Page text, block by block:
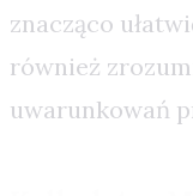
znacząco
również
uwarunkowań